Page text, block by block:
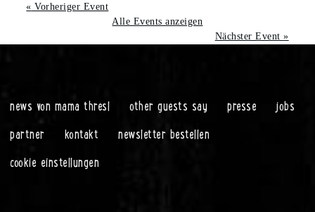
« Vorheriger Event
Alle Events anzeigen
Nächster Event»
news von mama thresl other guests say presse
jobs
partner
kontakt
newsletter bestellen
cookie einstellungen